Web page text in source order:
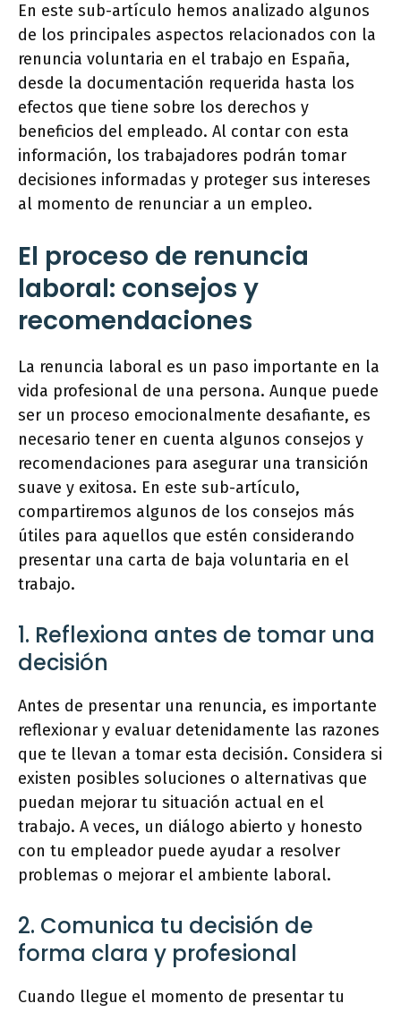
En este sub-artículo hemos analizado algunos
de los principales aspectos relacionados con la
renuncia voluntaria en el trabajo en España,
desde la documentación requerida hasta los
efectos que tiene sobre los derechos y
beneficios del empleado. Al contar con esta
información, los trabajadores podrán tomar
decisiones informadas y proteger sus intereses
al momento de renunciar a un empleo.
El proceso de renuncia
laboral: consejos y
recomendaciones
La renuncia laboral es un paso importante en la
vida profesional de una persona. Aunque puede
ser un proceso emocionalmente desafiante, es
necesario tener en cuenta algunos consejos y
recomendaciones para asegurar una transición
suave y exitosa. En este sub-artículo,
compartiremos algunos de los consejos más
útiles para aquellos que estén considerando
presentar una carta de baja voluntaria en el
trabajo.
1. Reflexiona antes de tomar una
decisión
Antes de presentar una renuncia, es importante
reflexionar y evaluar detenidamente las razones
que te llevan a tomar esta decisión. Considera si
existen posibles soluciones o alternativas que
puedan mejorar tu situación actual en el
trabajo. A veces, un diálogo abierto y honesto
con tu empleador puede ayudar a resolver
problemas o mejorar el ambiente laboral.
2. Comunica tu decisión de
forma clara y profesional
Cuando llegue el momento de presentar tu